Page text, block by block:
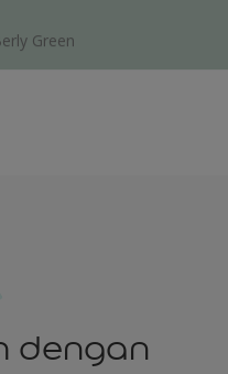
dengan